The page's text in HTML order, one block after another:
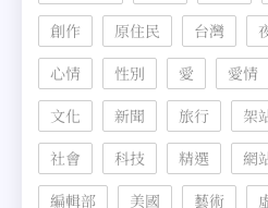
創作
原住民 台灣
心情
性別 愛 愛情
文化
新聞 旅行 架
社會
科技 精選 網
編輯部
美國 藝術